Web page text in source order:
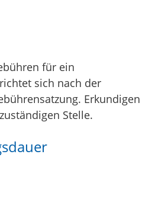
für ein
sich nach der
Erkundigen
Stelle.